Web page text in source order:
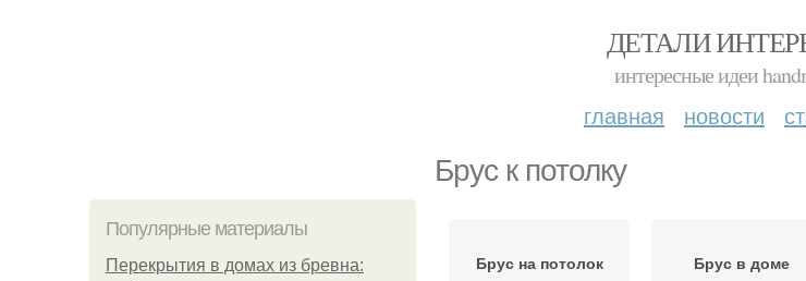
ДЕТАЛИ
интересные идеи
главная новости
Брус к потолку
Популярные материалы
Перекрытия в домах из бревна:
Брус на потолок Брус в доме